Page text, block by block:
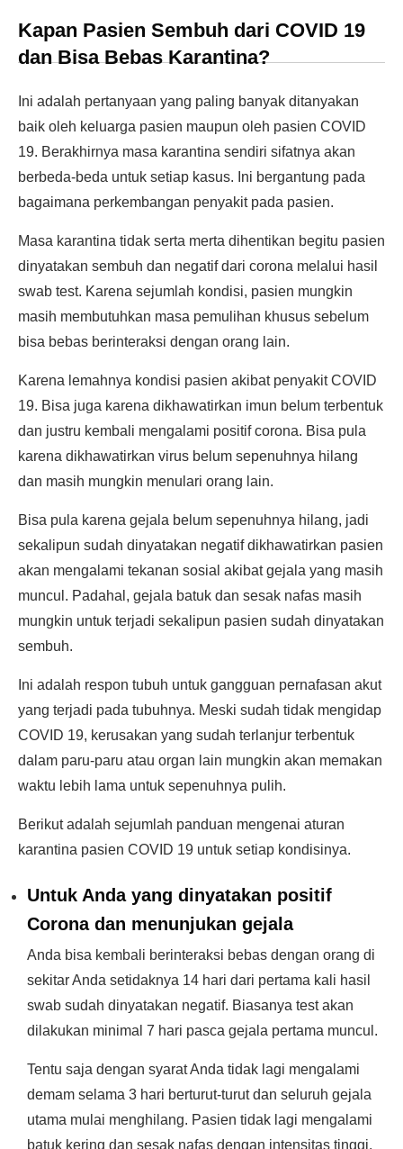
Kapan Pasien Sembuh dari COVID 19
dan Bisa Bebas Karantina?
Ini adalah pertanyaan yang paling banyak ditanyakan
baik oleh keluarga pasien maupun oleh pasien COVID
19. Berakhirnya masa karantina sendiri sifatnya akan
berbeda-beda untuk setiap kasus. Ini bergantung pada
bagaimana perkembangan penyakit pada pasien.
Masa karantina tidak serta merta dihentikan begitu pasien
dinyatakan sembuh dan negatif dari corona melalui hasil
swab test. Karena sejumlah kondisi, pasien mungkin
masih membutuhkan masa pemulihan khusus sebelum
bisa bebas berinteraksi dengan orang lain.
Karena lemahnya kondisi pasien akibat penyakit COVID
19. Bisa juga karena dikhawatirkan imun belum terbentuk
dan justru kembali mengalami positif corona. Bisa pula
karena dikhawatirkan virus belum sepenuhnya hilang
dan masih mungkin menulari orang lain.
Bisa pula karena gejala belum sepenuhnya hilang, jadi
sekalipun sudah dinyatakan negatif dikhawatirkan pasien
akan mengalami tekanan sosial akibat gejala yang masih
muncul. Padahal, gejala batuk dan sesak nafas masih
mungkin untuk terjadi sekalipun pasien sudah dinyatakan
sembuh.
Ini adalah respon tubuh untuk gangguan pernafasan akut
yang terjadi pada tubuhnya. Meski sudah tidak mengidap
COVID 19, kerusakan yang sudah terlanjur terbentuk
dalam paru-paru atau organ lain mungkin akan memakan
waktu lebih lama untuk sepenuhnya pulih.
Berikut adalah sejumlah panduan mengenai aturan
karantina pasien COVID 19 untuk setiap kondisinya.
Untuk Anda yang dinyatakan positif
Corona dan menunjukan gejala
Anda bisa kembali berinteraksi bebas dengan orang di
sekitar Anda setidaknya 14 hari dari pertama kali hasil
swab sudah dinyatakan negatif. Biasanya test akan
dilakukan minimal 7 hari pasca gejala pertama muncul.
Tentu saja dengan syarat Anda tidak lagi mengalami
demam selama 3 hari berturut-turut dan seluruh gejala
utama mulai menghilang. Pasien tidak lagi mengalami
batuk kering dan sesak nafas dengan intensitas tinggi.